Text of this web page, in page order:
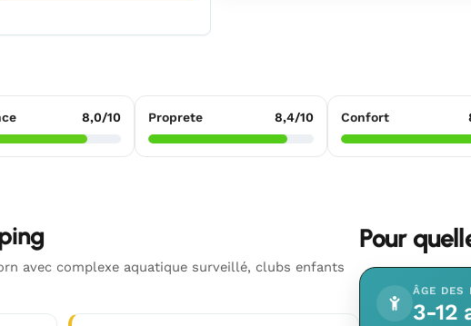
8,0/10 Proprete 8,4/10 Confort
avec complexe aquatique surveillé, clubs enfants
Pour
ÂGE DES
3-12